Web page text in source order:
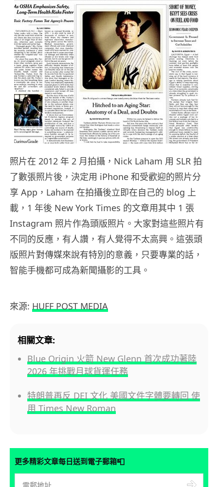
照片在 2012 年 2 月拍攝，Nick Laham 用 SLR 拍
了數張照片後，決定用 iPhone 和受歡迎的照片分
享 App，Laham 在拍攝後立即在自己的 blog 上
載，1 年後 New York Times 的文章用其中 1 張
Instagram 照片作為頭版照片。大家對這些照片有
不同的反應，有人讚，有人覺得不太高興。這張頭
版照片對傳媒來說有特別的意義，只要專業的話，
智能手機都可成為新聞攝影的工具。
來源: HUFF POST MEDIA
相關文章:
Blue Origin 火箭 New Glenn 首次成功著陸
2026 年挑戰月球貨運任務
特朗普再反 DEI 文化 美國文件字體要轉回 使
用 Times New Roman
更多精彩文章每日送到電子郵箱📮